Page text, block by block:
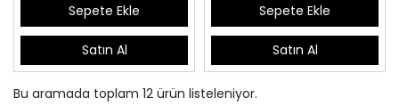
Sepete Ekle
Satın Al
Sepete Ekle
Satın Al
Bu aramada toplam 12 ürün listeleniyor.